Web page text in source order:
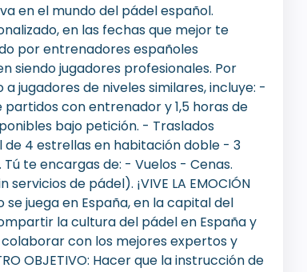
en el mundo del pádel español.
en las fechas que mejor te
por entrenadores españoles
siendo jugadores profesionales. Por
jugadores de niveles similares, incluye: -
partidos con entrenador y 1,5 horas de
bajo petición. - Traslados
4 estrellas en habitación doble - 3
te encargas de: - Vuelos - Cenas.
de pádel). ¡VIVE LA EMOCIÓN
juega en España, en la capital del
la cultura del pádel en España y
con los mejores expertos y
OBJETIVO: Hacer que la instrucción de